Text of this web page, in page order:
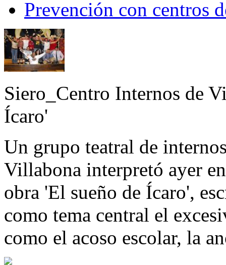
Prevención con centros
Siero_Centro Internos de
Ícaro'
Un grupo teatral de
Villabona interpretó ayer
obra 'El sueño de Ícaro',
como tema central el
como el acoso escolar, la